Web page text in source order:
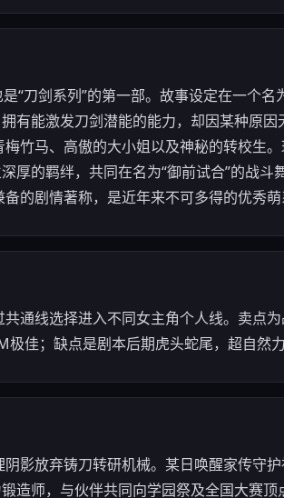
“刀剑系列”的第一部。故事设定在一个
有能激发刀剑潜能的能力，却因某种原
竹马、高傲的大小姐以及神秘的转校生
厚的羁绊，共同在名为“御前试合”的战
的剧情著称，是近年来不可多得的优秀萌
通线选择进入不同女主角个人线。卖点
佳；缺点是剧本后期虎头蛇尾，超自然
影放弃铸刀转研机械。某日唤醒家传守
造师，与伙伴共同向学园祭及全国大赛顶